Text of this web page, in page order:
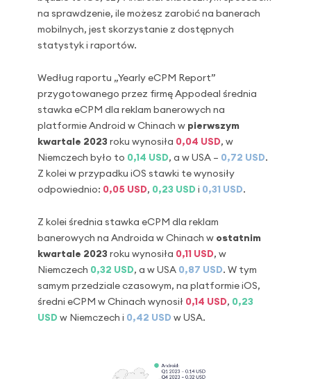
na sprawdzenie, ile możesz zarobić na banerach
mobilnych, jest skorzystanie z dostępnych
statystyk i raportów.
Według raportu „Yearly eCPM Report”
przygotowanego przez firmę Appodeal średnia
stawka eCPM dla reklam banerowych na
platformie Android w Chinach w pierwszym
kwartale 2023 roku wynosiła 0,04 USD, w
Niemczech było to 0,14 USD, a w USA – 0,72 USD.
Z kolei w przypadku iOS stawki te wynosiły
odpowiednio: 0,05 USD, 0,23 USD i 0,31 USD.
Z kolei średnia stawka eCPM dla reklam
banerowych na Androida w Chinach w ostatnim
kwartale 2023 roku wynosiła 0,11 USD, w
Niemczech 0,32 USD, a w USA 0,87 USD. W tym
samym przedziale czasowym, na platformie iOS,
średni eCPM w Chinach wynosił 0,14 USD, 0,23
USD w Niemczech i 0,42 USD w USA.